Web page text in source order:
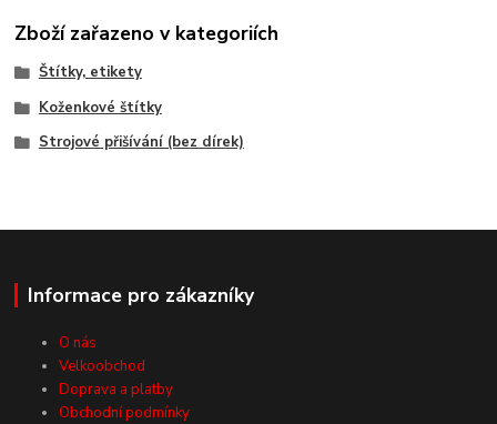
Zboží zařazeno v kategoriích
Štítky, etikety
Koženkové štítky
Strojové přišívání (bez dírek)
Informace pro zákazníky
O nás
Velkoobchod
Doprava a platby
Obchodní podmínky